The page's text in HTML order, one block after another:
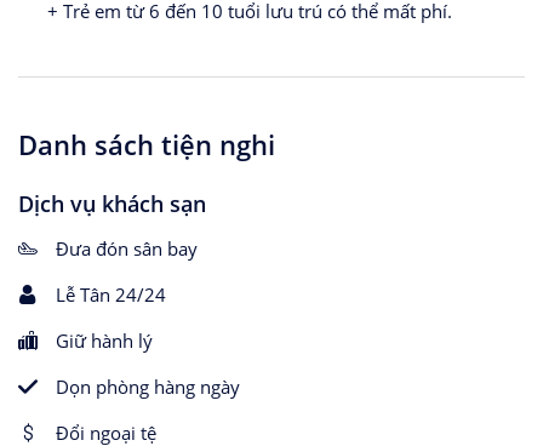
+ Trẻ em từ 6 đến 10 tuổi lưu trú có thể mất phí.
Danh sách tiện nghi
Dịch vụ khách sạn
Đưa đón sân bay
Lễ Tân 24/24
Giữ hành lý
Dọn phòng hàng ngày
Đổi ngoại tệ